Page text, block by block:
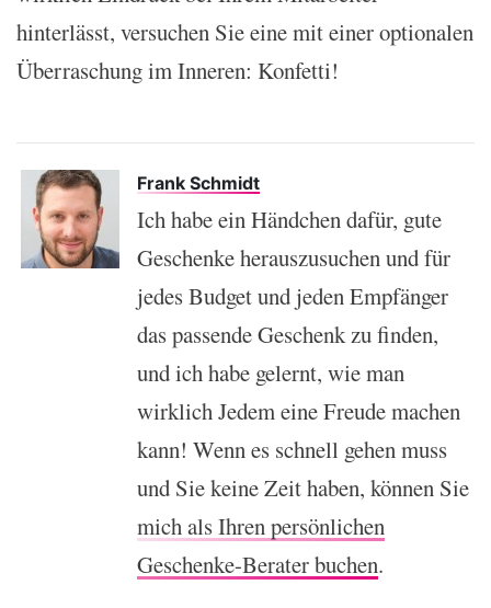
hinterlässt, versuchen Sie eine mit einer optionalen
Überraschung im Inneren: Konfetti!
Frank Schmidt
Ich habe ein Händchen dafür, gute
Geschenke herauszusuchen und für
jedes Budget und jeden Empfänger
das passende Geschenk zu finden,
und ich habe gelernt, wie man
wirklich Jedem eine Freude machen
kann! Wenn es schnell gehen muss
und Sie keine Zeit haben, können Sie
mich als Ihren persönlichen
Geschenke-Berater buchen.